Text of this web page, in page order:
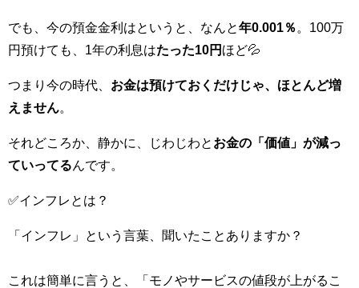
でも、今の預金金利はというと、なんと年0.001％ 。100万
円預けても、1年の利息はたった10円 ほど💦
つまり今の時代、 お金は預けておくだけじゃ、ほとんど増
えません。
それどころか、静かに、じわじわと お金の「価値」が減っ
ていってるんです。
✅インフレとは？
「インフレ」という言葉、聞いたことありますか？
これは簡単に言うと、「モノやサービスの値段が上がるこ